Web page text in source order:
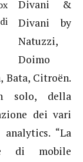
Divani &
Divani by
Natuzzi,
Doimo
Bata, Citroën.
solo, della
dei vari
“La
di mobile